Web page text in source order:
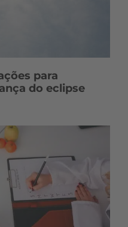
para
do eclipse